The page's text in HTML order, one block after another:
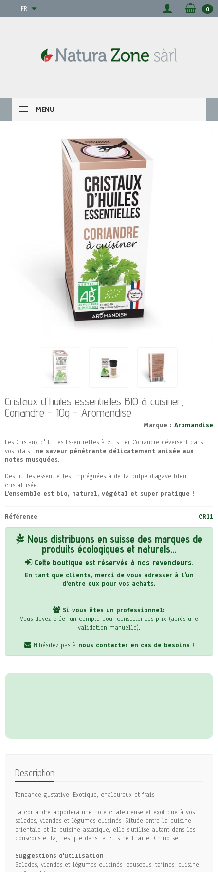
FR 0
MENU
Cristaux d'huiles essentielles BIO à cuisiner,
Coriandre - 10g - Aromandise
Marque : Aromandise
Les Cristaux d'Huiles Essentielles à cuisiner Coriandre déversent dans
vos plats une saveur pénétrante délicatement anisée aux
notes musquées.
Des huiles essentielles imprégnées à de la pulpe d'agave bleu
cristallisée.
L'ensemble est bio, naturel, végétal et super pratique !
Référence CR11
Nous distribuons en suisse des marques de
produits écologiques et naturels...
Cette boutique est réservée à nos revendeurs.
En tant que clients, merci de vous adresser à l'un
d'entre eux pour vos achats.
Si vous êtes un professionnel:
Vous devez créer un compte pour consulter les prix (après une
validation manuelle).
N'hésitez pas à nous contacter en cas de besoins !
Description
Tendance gustative: Exotique, chaleureux et frais.
La coriandre apportera une note chaleureuse et exotique à vos
salades, viandes et légumes cuisinés. Située entre la cuisine
orientale et la cuisine asiatique, elle s’utilise autant dans les
couscous et tajines que dans la cuisine Thaï et Chinoise.
Suggestions d'utilisation
Salades, viandes et légumes cuisinés, couscous, tajines, cuisine